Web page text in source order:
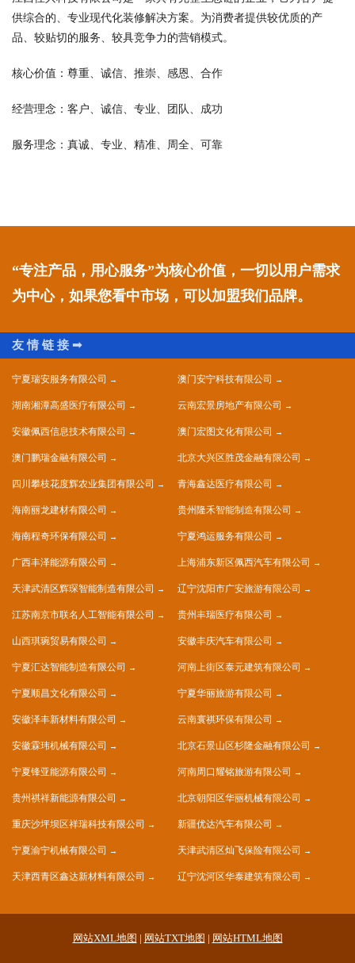
供综合的、专业现代化装修解决方案。为消费者提供较优质的产
品、较贴切的服务、较具竞争力的营销模式。
核心价值：尊重、诚信、推崇、感恩、合作
经营理念：客户、诚信、专业、团队、成功
服务理念：真诚、专业、精准、周全、可靠
“专注产品，用心服务”为核心价值，一切以用户需求
为中心，如果您看中市场，可以加盟我们品牌。
宁夏瑞安服务有限公司 澳门安宁科技有限公司
湖南湘潭高盛医疗有限公司 云南宏景房地产有限公司
安徽佩西信息技术有限公司 澳门宏图文化有限公司
澳门鹏瑞金融有限公司 北京大兴区胜茂金融有限公司
四川攀枝花度辉农业集团有限公司 青海鑫达医疗有限公司
海南丽龙建材有限公司 贵州隆禾智能制造有限公司
海南程奇环保有限公司 宁夏鸿运服务有限公司
广西丰泽能源有限公司 上海浦东新区佩西汽车有限公司
天津武清区辉琛智能制造有限公司 辽宁沈阳市广安旅游有限公司
江苏南京市联名人工智能有限公司 贵州丰瑞医疗有限公司
山西琪琬贸易有限公司 安徽丰庆汽车有限公司
宁夏汇达智能制造有限公司 河南上街区泰元建筑有限公司
宁夏顺昌文化有限公司 宁夏华丽旅游有限公司
安徽泽丰新材料有限公司 云南寰祺环保有限公司
安徽霖玮机械有限公司 北京石景山区杉隆金融有限公司
宁夏锋亚能源有限公司 河南周口耀铭旅游有限公司
贵州祺祥新能源有限公司 北京朝阳区华丽机械有限公司
重庆沙坪坝区祥瑞科技有限公司 新疆优达汽车有限公司
宁夏渝宁机械有限公司 天津武清区灿飞保险有限公司
天津西青区鑫达新材料有限公司 辽宁沈河区华泰建筑有限公司
网站XML地图 | 网站TXT地图 | 网站HTML地图